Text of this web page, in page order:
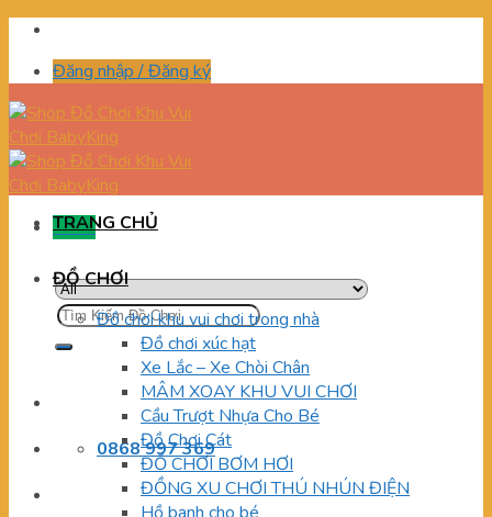
Skip
contentĐăng nhập / Đăng ký
Menu
Tìm
kiếm:
0868 997 369
TRANG CHỦ
ĐỒ CHƠI
Đồ chơi khu vui chơi trong nhà
Đồ chơi xúc hạt
Xe Lắc – Xe Chòi Chân
MÂM XOAY KHU VUI CHƠI
Cầu Trượt Nhựa Cho Bé
Đồ Chơi Cát
ĐỒ CHƠI BƠM HƠI
ĐỒNG XU CHƠI THÚ NHÚN ĐIỆN